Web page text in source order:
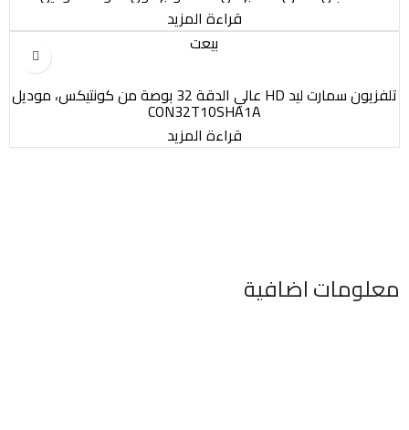
UA50CU8000UXEG
قراءة المزيد
بيعت
تلفزيون سمارت ليد HD عالي الدقة 32 بوصة من كونتيكس، موديل
CON32T10SHA1A
قراءة المزيد
معلومات اضافية